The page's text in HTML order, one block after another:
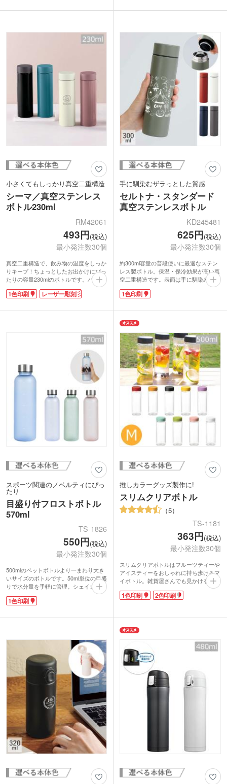
トボトル1本分と同じ500mlです。年代
ンドの販促品など、こなれた雰囲気のボ
小さくてもしっかり真空二重構造
シーマ／真空ステンレス
ボトル230ml
RM42061
493円(税込)
最小発注数30個
真空二重構造で、飲み物の温度をしっか
りキープ！ちょっとしたお出かけにぴっ
たりの容量230mlのボトルです。バッグ
にすっきり収まるスリムサイズ。飲み口
は広めで、氷も入れやすくお手入れもラ
少なく毎日清潔に使えます。艶っとした
刷、大きめに名入れができる回転シルク
印刷、レーザー彫刻の3種類から選べま
す。卒業記念品や、店舗の周年記念品な
ど特別な日に配布する記念品におすすめ
1色印刷 レーザー彫刻
手に馴染むザラっとした質感
セルトナ・スタンダード
真空ステンレスボトル
KD245481
625円(税込)
最小発注数30個
約300ml容量の普段使いに最適なステン
レス製ボトル。保温・保冷効果が高い真
空二重構造です。表面は手に馴染みやす
いザラっとした質感。シンプルながらも
おしゃれなデザインです。
で入れるだけでおしゃれなノベルティ
に。印刷範囲が広く存在感抜群の回転シ
ルク印刷にも対応しています。
1色印刷
スポーツ関連のノベルティにぴっ
たり
目盛り付フロストボトル
570ml
TS-1826
550円(税込)
最小発注数30個
500mlのペットボトルより一まわり大き
いサイズのボトルです。50ml単位の目盛
りで水分量を手軽に管理。シェイカー等
の分量目安としても使用可能です。色は
クリア、ピンク、ブルー、グリーンの淡
イントまたは大きなサイズでの名入れが
して人気です。スポーツ関連だけでなく
雑貨店やアパレルでのノベルティなどに
もオススメです。
1色印刷
推しカラーグッズ製作に!
スリムクリアボトル
5
TS-1181
363円(税込)
最小発注数30個
スリムクリアボトルはフルーツティーや
アイスティーをおしゃれに持ち歩けるマ
イボトル。雑貨屋さんでも見かけるクリ
アボトルに、オリジナルのプリントがで
きます。容量は約500mlで、飲み物だけ
ッズ製作にもおすすめ!側面またはキャ
関連のグッズ製作にはもちろん、飲食店
や美容院の周年記念品などにいかがでし
ょうか。
1色印刷 2色印刷